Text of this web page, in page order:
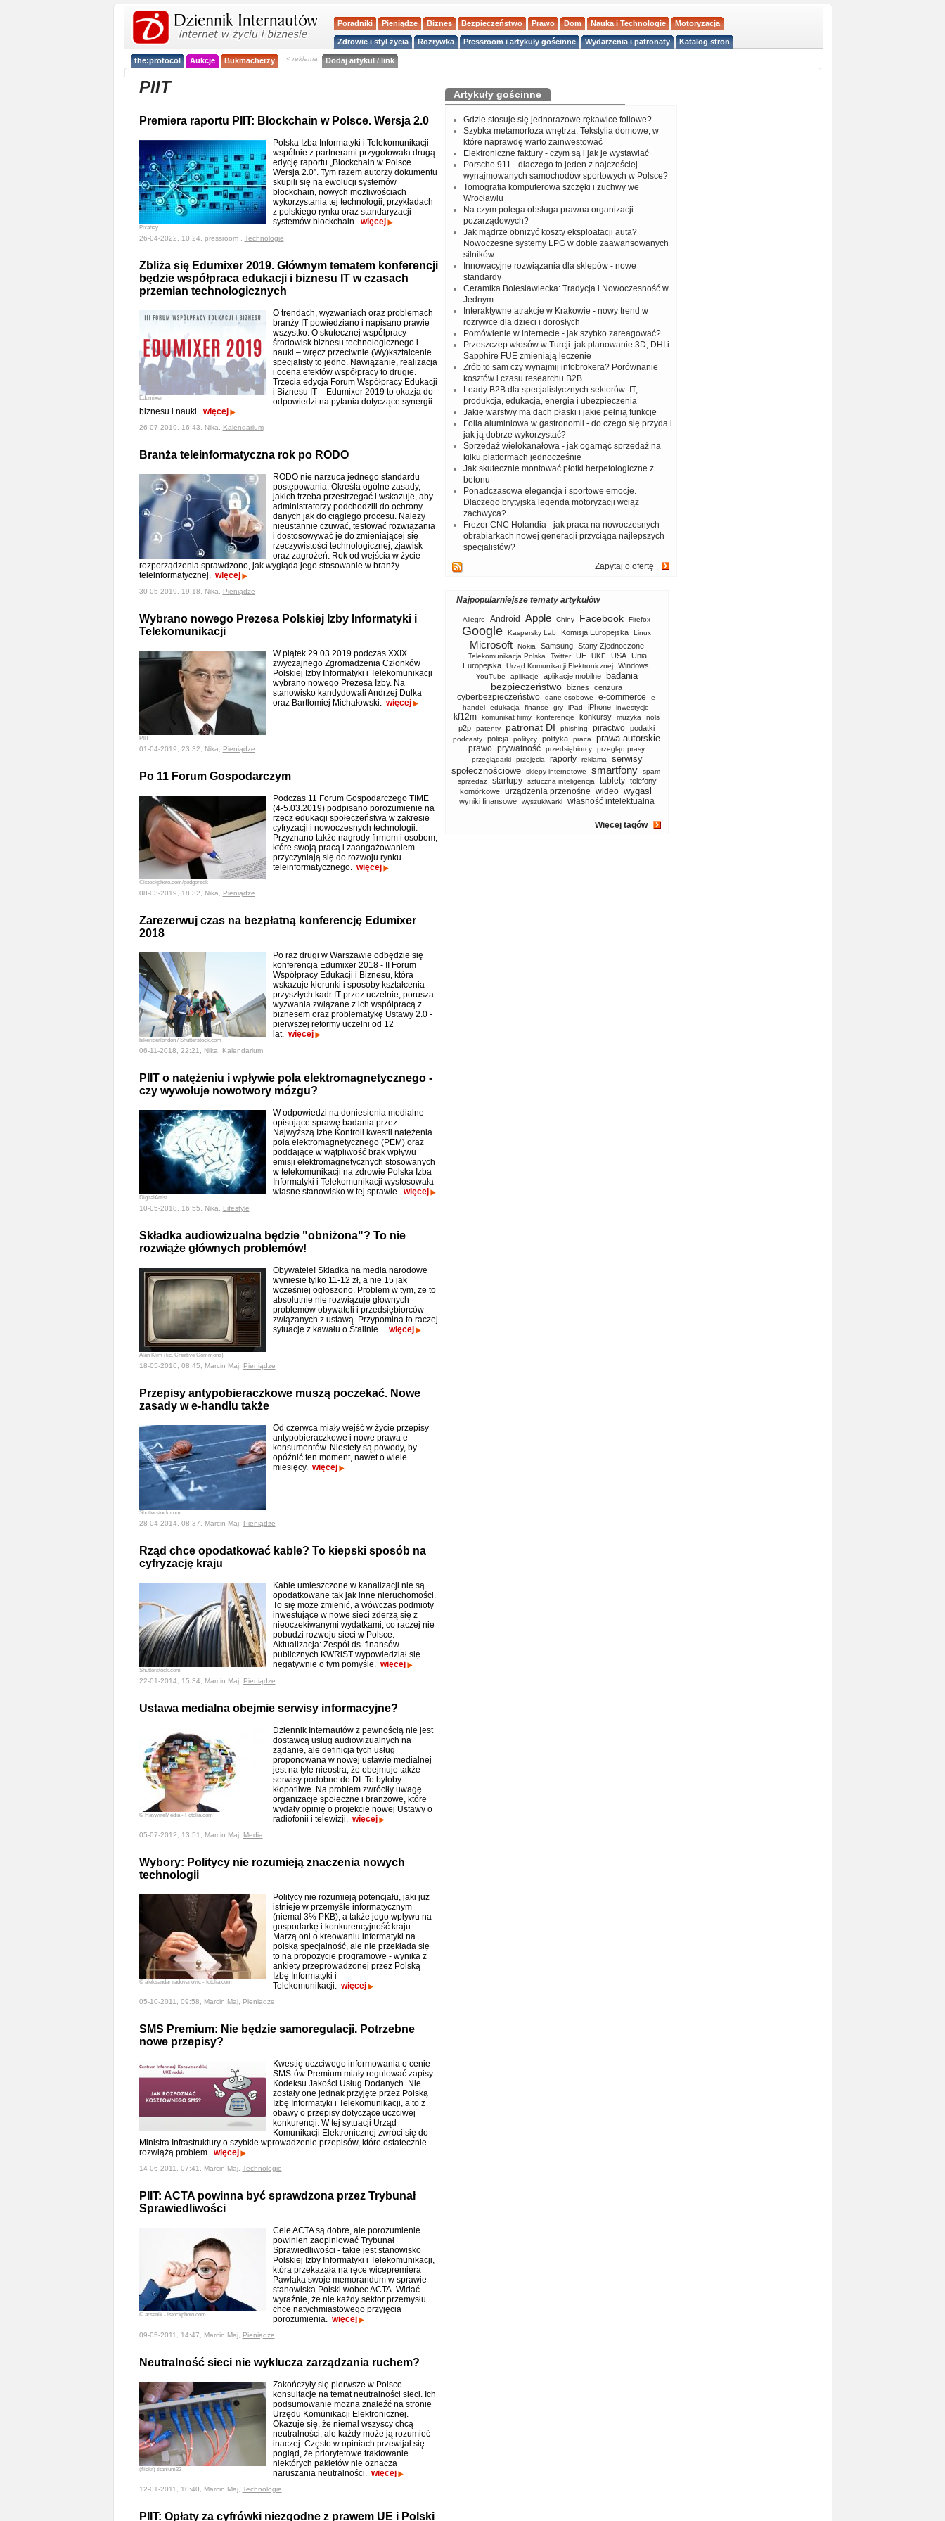
Poradniki Pieniądze Biznes Bezpieczeństwo Prawo Dom Nauka i Technologie Motoryzacja
Zdrowie i styl życia Rozrywka Pressroom i artykuły gościnne Wydarzenia i patronaty Katalog stron
the:protocol Aukcje Bukmacherzy < reklama Dodaj artykuł / link
PIIT
Premiera raportu PIIT: Blockchain w Polsce. Wersja 2.0
Pixabay
Polska Izba Informatyki i Telekomunikacji
wspólnie z partnerami przygotowała drugą
edycję raportu „Blockchain w Polsce.
Wersja 2.0”. Tym razem autorzy dokumentu
skupili się na ewolucji systemów
blockchain, nowych możliwościach
wykorzystania tej technologii, przykładach
z polskiego rynku oraz standaryzacji
systemów blockchain. więcej
26-04-2022, 10:24, pressroom , Technologie
Zbliża się Edumixer 2019. Głównym tematem konferencji
będzie współpraca edukacji i biznesu IT w czasach
przemian technologicznych
Edumixer
O trendach, wyzwaniach oraz problemach
branży IT powiedziano i napisano prawie
wszystko. O skutecznej współpracy
środowisk biznesu technologicznego i
nauki – wręcz przeciwnie.(Wy)kształcenie
specjalisty to jedno. Nawiązanie, realizacja
i ocena efektów współpracy to drugie.
Trzecia edycja Forum Współpracy Edukacji
i Biznesu IT – Edumixer 2019 to okazja do
odpowiedzi na pytania dotyczące synergii
biznesu i nauki. więcej
26-07-2019, 16:43, Nika, Kalendarium
Branża teleinformatyczna rok po RODO
RODO nie narzuca jednego standardu
postępowania. Określa ogólne zasady,
jakich trzeba przestrzegać i wskazuje, aby
administratorzy podchodzili do ochrony
danych jak do ciągłego procesu. Należy
nieustannie czuwać, testować rozwiązania
i dostosowywać je do zmieniającej się
rzeczywistości technologicznej, zjawisk
oraz zagrożeń. Rok od wejścia w życie
rozporządzenia sprawdzono, jak wygląda jego stosowanie w branży
teleinformatycznej. więcej
30-05-2019, 19:18, Nika, Pieniądze
Wybrano nowego Prezesa Polskiej Izby Informatyki i
Telekomunikacji
PIIT
W piątek 29.03.2019 podczas XXIX
zwyczajnego Zgromadzenia Członków
Polskiej Izby Informatyki i Telekomunikacji
wybrano nowego Prezesa Izby. Na
stanowisko kandydowali Andrzej Dulka
oraz Bartłomiej Michałowski. więcej
01-04-2019, 23:32, Nika, Pieniądze
Po 11 Forum Gospodarczym
©istockphoto.com/podgorsek
Podczas 11 Forum Gospodarczego TIME
(4-5.03.2019) podpisano porozumienie na
rzecz edukacji społeczeństwa w zakresie
cyfryzacji i nowoczesnych technologii.
Przyznano także nagrody firmom i osobom,
które swoją pracą i zaangażowaniem
przyczyniają się do rozwoju rynku
teleinformatycznego. więcej
08-03-2019, 18:32, Nika, Pieniądze
Zarezerwuj czas na bezpłatną konferencję Edumixer
2018
bikeriderlondon / Shutterstock.com
Po raz drugi w Warszawie odbędzie się
konferencja Edumixer 2018 - II Forum
Współpracy Edukacji i Biznesu, która
wskazuje kierunki i sposoby kształcenia
przyszłych kadr IT przez uczelnie, porusza
wyzwania związane z ich współpracą z
biznesem oraz problematykę Ustawy 2.0 -
pierwszej reformy uczelni od 12
lat. więcej
06-11-2018, 22:21, Nika, Kalendarium
PIIT o natężeniu i wpływie pola elektromagnetycznego -
czy wywołuje nowotwory mózgu?
DigitalArtist
W odpowiedzi na doniesienia medialne
opisujące sprawę badania przez
Najwyższą Izbę Kontroli kwestii natężenia
pola elektromagnetycznego (PEM) oraz
poddające w wątpliwość brak wpływu
emisji elektromagnetycznych stosowanych
w telekomunikacji na zdrowie Polska Izba
Informatyki i Telekomunikacji wystosowała
własne stanowisko w tej sprawie. więcej
10-05-2018, 16:55, Nika, Lifestyle
Składka audiowizualna będzie "obniżona"? To nie
rozwiąże głównych problemów!
Alan Klim (lic. Creative Commons)
Obywatele! Składka na media narodowe
wyniesie tylko 11-12 zł, a nie 15 jak
wcześniej ogłoszono. Problem w tym, że to
absolutnie nie rozwiązuje głównych
problemów obywateli i przedsiębiorców
związanych z ustawą. Przypomina to raczej
sytuację z kawału o Stalinie... więcej
18-05-2016, 08:45, Marcin Maj, Pieniądze
Przepisy antypobieraczkowe muszą poczekać. Nowe
zasady w e-handlu także
Shutterstock.com
Od czerwca miały wejść w życie przepisy
antypobieraczkowe i nowe prawa e-
konsumentów. Niestety są powody, by
opóźnić ten moment, nawet o wiele
miesięcy. więcej
28-04-2014, 08:37, Marcin Maj, Pieniądze
Rząd chce opodatkować kable? To kiepski sposób na
cyfryzację kraju
Shutterstock.com
Kable umieszczone w kanalizacji nie są
opodatkowane tak jak inne nieruchomości.
To się może zmienić, a wówczas podmioty
inwestujące w nowe sieci zderzą się z
nieoczekiwanymi wydatkami, co raczej nie
pobudzi rozwoju sieci w Polsce.
Aktualizacja: Zespół ds. finansów
publicznych KWRiST wypowiedział się
negatywnie o tym pomyśle. więcej
22-01-2014, 15:34, Marcin Maj, Pieniądze
Ustawa medialna obejmie serwisy informacyjne?
© HaywireMedia - Fotolia.com
Dziennik Internautów z pewnością nie jest
dostawcą usług audiowizualnych na
żądanie, ale definicja tych usług
proponowana w nowej ustawie medialnej
jest na tyle nieostra, że obejmuje także
serwisy podobne do DI. To byłoby
kłopotliwe. Na problem zwróciły uwagę
organizacje społeczne i branżowe, które
wydały opinię o projekcie nowej Ustawy o
radiofonii i telewizji. więcej
05-07-2012, 13:51, Marcin Maj, Media
Wybory: Politycy nie rozumieją znaczenia nowych
technologii
© aleksandar radovanovic - fotolia.com
Politycy nie rozumieją potencjału, jaki już
istnieje w przemyśle informatycznym
(niemal 3% PKB), a także jego wpływu na
gospodarkę i konkurencyjność kraju.
Marzą oni o kreowaniu informatyki na
polską specjalność, ale nie przekłada się
to na propozycje programowe - wynika z
ankiety przeprowadzonej przez Polską
Izbę Informatyki i
Telekomunikacji. więcej
05-10-2011, 09:58, Marcin Maj, Pieniądze
SMS Premium: Nie będzie samoregulacji. Potrzebne
nowe przepisy?
Kwestię uczciwego informowania o cenie
SMS-ów Premium miały regulować zapisy
Kodeksu Jakości Usług Dodanych. Nie
zostały one jednak przyjęte przez Polską
Izbę Informatyki i Telekomunikacji, a to z
obawy o przepisy dotyczące uczciwej
konkurencji. W tej sytuacji Urząd
Komunikacji Elektronicznej zwróci się do
Ministra Infrastruktury o szybkie wprowadzenie przepisów, które ostatecznie
rozwiążą problem. więcej
14-06-2011, 07:41, Marcin Maj, Technologie
PIIT: ACTA powinna być sprawdzona przez Trybunał
Sprawiedliwości
© arsenik - istockphoto.com
Cele ACTA są dobre, ale porozumienie
powinien zaopiniować Trybunał
Sprawiedliwości - takie jest stanowisko
Polskiej Izby Informatyki i Telekomunikacji,
która przekazała na ręce wicepremiera
Pawlaka swoje memorandum w sprawie
stanowiska Polski wobec ACTA. Widać
wyraźnie, że nie każdy sektor przemysłu
chce natychmiastowego przyjęcia
porozumienia. więcej
09-05-2011, 14:47, Marcin Maj, Pieniądze
Neutralność sieci nie wyklucza zarządzania ruchem?
(flickr) titanium22
Zakończyły się pierwsze w Polsce
konsultacje na temat neutralności sieci. Ich
podsumowanie można znaleźć na stronie
Urzędu Komunikacji Elektronicznej.
Okazuje się, że niemal wszyscy chcą
neutralności, ale każdy może ją rozumieć
inaczej. Często w opiniach przewijał się
pogląd, że priorytetowe traktowanie
niektórych pakietów nie oznacza
naruszania neutralności. więcej
12-01-2011, 10:40, Marcin Maj, Technologie
PIIT: Opłaty za cyfrówki niezgodne z prawem UE i Polski
Artykuły gościnne
Gdzie stosuje się jednorazowe rękawice foliowe?
Szybka metamorfoza wnętrza. Tekstylia domowe, w
które naprawdę warto zainwestować
Elektroniczne faktury - czym są i jak je wystawiać
Porsche 911 - dlaczego to jeden z najcześciej
wynajmowanych samochodów sportowych w Polsce?
Tomografia komputerowa szczęki i żuchwy we
Wrocławiu
Na czym polega obsługa prawna organizacji
pozarządowych?
Jak mądrze obniżyć koszty eksploatacji auta?
Nowoczesne systemy LPG w dobie zaawansowanych
silników
Innowacyjne rozwiązania dla sklepów - nowe
standardy
Ceramika Bolesławiecka: Tradycja i Nowoczesność w
Jednym
Interaktywne atrakcje w Krakowie - nowy trend w
rozrywce dla dzieci i dorosłych
Pomówienie w internecie - jak szybko zareagować?
Przeszczep włosów w Turcji: jak planowanie 3D, DHI i
Sapphire FUE zmieniają leczenie
Zrób to sam czy wynajmij infobrokera? Porównanie
kosztów i czasu researchu B2B
Leady B2B dla specjalistycznych sektorów: IT,
produkcja, edukacja, energia i ubezpieczenia
Jakie warstwy ma dach płaski i jakie pełnią funkcje
Folia aluminiowa w gastronomii - do czego się przyda i
jak ją dobrze wykorzystać?
Sprzedaż wielokanałowa - jak ogarnąć sprzedaż na
kilku platformach jednocześnie
Jak skutecznie montować płotki herpetologiczne z
betonu
Ponadczasowa elegancja i sportowe emocje.
Dlaczego brytyjska legenda motoryzacji wciąż
zachwyca?
Frezer CNC Holandia - jak praca na nowoczesnych
obrabiarkach nowej generacji przyciąga najlepszych
specjalistów?
Zapytaj o ofertę
Najpopularniejsze tematy artykułów
Allegro Android Apple Chiny Facebook Firefox
Google Kaspersky Lab Komisja Europejska Linux
Microsoft Nokia Samsung Stany Zjednoczone
Telekomunikacja Polska Twitter UE UKE USA
Unia
Europejska
Urząd Komunikacji Elektronicznej Windows
YouTube aplikacje aplikacje mobilne badania
bezpieczeństwo biznes cenzura
cyberbezpieczeństwo dane osobowe e-commerce
e-
handel
edukacja finanse gry iPad iPhone inwestycje
kf12m komunikat firmy konferencje konkursy muzyka nols
p2p patenty patronat DI phishing piractwo podatki
podcasty policja politycy polityka praca prawa autorskie
prawo prywatność przedsiębiorcy
przegląd prasy
przeglądarki
przejęcia raporty reklama
serwisy
społecznościowe
sklepy internetowe smartfony
spam
sprzedaż
startupy sztuczna inteligencja tablety telefony
komórkowe urządzenia przenośne wideo wygasl
wyniki finansowe wyszukiwarki własność intelektualna
Więcej tagów